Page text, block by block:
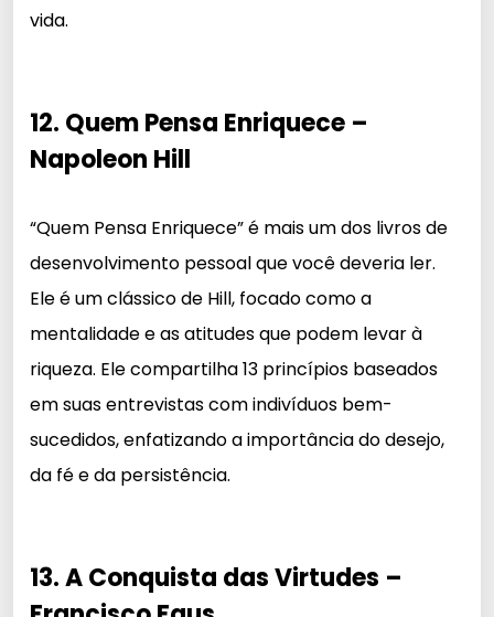
vida.
12. Quem Pensa Enriquece –
Napoleon Hill
“Quem Pensa Enriquece” é mais um dos livros de
desenvolvimento pessoal que você deveria ler.
Ele é um clássico de Hill, focado como a
mentalidade e as atitudes que podem levar à
riqueza. Ele compartilha 13 princípios baseados
em suas entrevistas com indivíduos bem-
sucedidos, enfatizando a importância do desejo,
da fé e da persistência.
13. A Conquista das Virtudes –